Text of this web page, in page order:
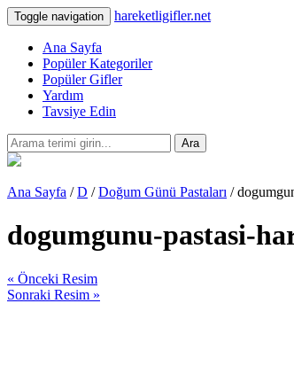
Toggle navigation hareketligifler.net
Ana Sayfa
Popüler Kategoriler
Popüler Gifler
Yardım
Tavsiye Edin
Ara
Ana Sayfa /D /Doğum Günü Pastaları /
dogumgunu-pastasi-
« Önceki Resim
Sonraki Resim »